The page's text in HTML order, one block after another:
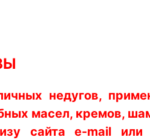
недугов,
масел, кремов,
сайта e-mail или